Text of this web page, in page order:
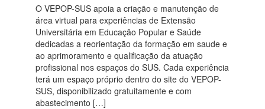
O VEPOP-SUS apoia a criação e manutenção de
área virtual para experiências de Extensão
Universitária em Educação Popular e Saúde
dedicadas a reorientação da formação em saude e
ao aprimoramento e qualificação da atuação
profissional nos espaços do SUS. Cada experiência
terá um espaço próprio dentro do site do VEPOP-
SUS, disponibilizado gratuitamente e com
abastecimento […]